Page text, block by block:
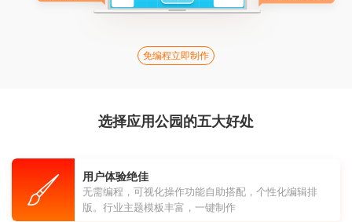
免编程立即制作
选择应用公园的五大好处
用户体验绝佳
无需编程，可视化操作功能自助搭配，个性化编辑排
版。行业主题模板丰富，一键制作